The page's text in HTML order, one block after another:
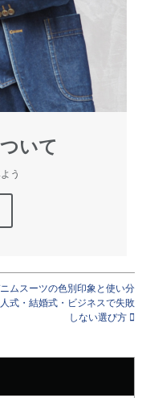
いて
う
ムスーツの色別印象と使い分
式・結婚式・ビジネスで失敗
しない選び方